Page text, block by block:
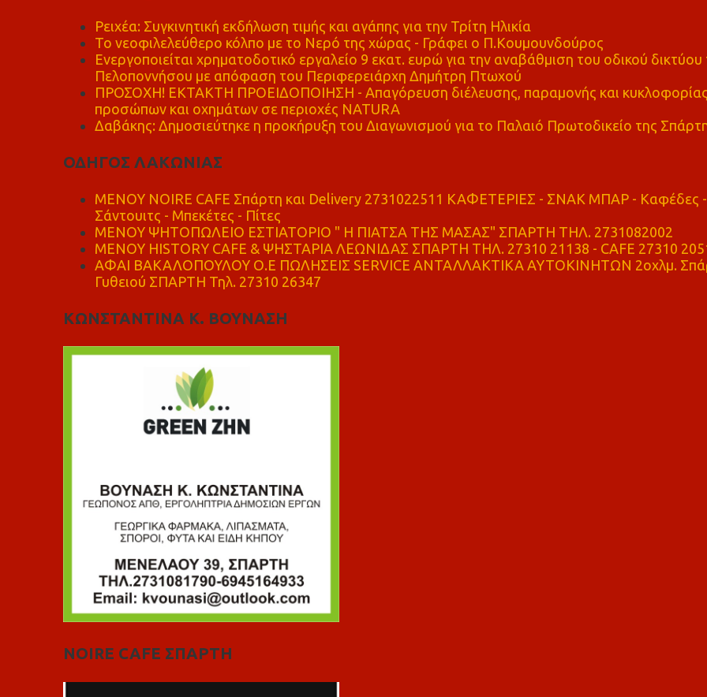
Ρειχέα: Συγκινητική εκδήλωση τιμής και αγάπης για την Τρίτη Ηλικία
Το νεοφιλελεύθερο κόλπο με το Νερό της χώρας - Γράφει ο Π.Κουμουνδούρος
Ενεργοποιείται χρηματοδοτικό εργαλείο 9 εκατ. ευρώ για την αναβάθμιση του οδικού δικτύου
Πελοποννήσου με απόφαση του Περιφερειάρχη Δημήτρη Πτωχού
ΠΡΟΣΟΧΗ! ΕΚΤΑΚΤΗ ΠΡΟΕΙΔΟΠΟΙΗΣΗ - Απαγόρευση διέλευσης, παραμονής και
προσώπων και οχημάτων σε περιοχές NATURA
Δαβάκης: Δημοσιεύτηκε η προκήρυξη του Διαγωνισμού για το Παλαιό Πρωτοδικείο της
ΟΔΗΓΟΣ ΛΑΚΩΝΙΑΣ
MENOY NOIRE CAFE Σπάρτη και Delivery 2731022511 ΚΑΦΕΤΕΡΙΕΣ - ΣΝΑΚ ΜΠΑΡ - Καφέδες -
Σάντουιτς - Μπεκέτες - Πίτες
ΜΕΝΟΥ ΨΗΤΟΠΩΛΕΙΟ ΕΣΤΙΑΤΟΡΙΟ " Η ΠΙΑΤΣΑ ΤΗΣ ΜΑΣΑΣ" ΣΠΑΡΤΗ ΤΗΛ. 2731082002
ΜΕΝΟΥ HISTORY CAFE & ΨΗΣΤΑΡΙΑ ΛΕΩΝΙΔΑΣ ΣΠΑΡΤΗ ΤΗΛ. 27310 21138 - CAFE 27310
ΑΦΑΙ ΒΑΚΑΛΟΠΟΥΛΟΥ Ο.Ε ΠΩΛΗΣΕΙΣ SERVICE ΑΝΤΑΛΛΑΚΤΙΚΑ ΑΥΤΟΚΙΝΗΤΩΝ 2οχλμ.
Γυθειού ΣΠΑΡΤΗ Τηλ. 27310 26347
ΚΩΝΣΤΑΝΤΙΝΑ Κ. ΒΟΥΝΑΣΗ
NOIRE CAFE ΣΠΑΡΤΗ